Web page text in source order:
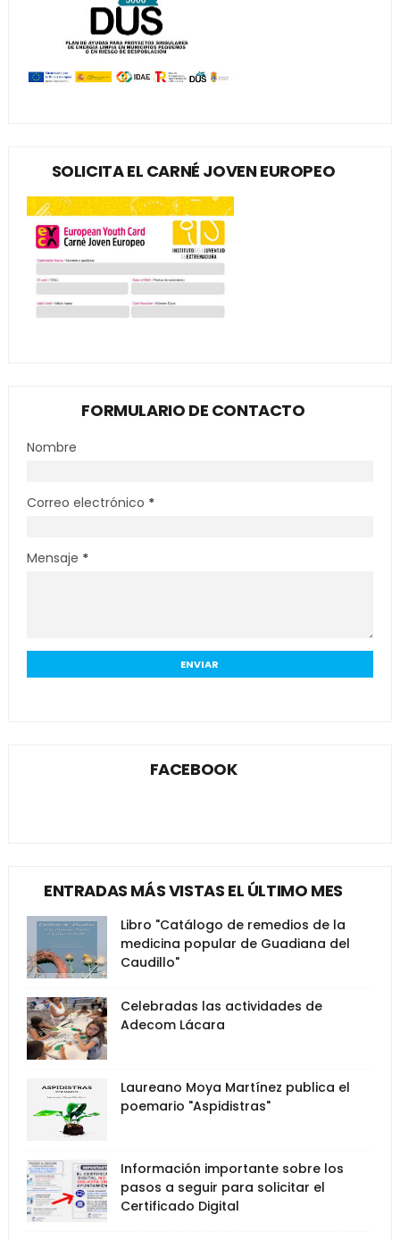
SOLICITA EL CARNÉ JOVEN EUROPEO
FORMULARIO DE CONTACTO
Nombre
Correo electrónico *
Mensaje *
FACEBOOK
ENTRADAS MÁS VISTAS EL ÚLTIMO MES
Libro "Catálogo de remedios de la
medicina popular de Guadiana del
Caudillo"
Celebradas las actividades de
Adecom Lácara
Laureano Moya Martínez publica el
poemario "Aspidistras"
Información importante sobre los
pasos a seguir para solicitar el
Certificado Digital